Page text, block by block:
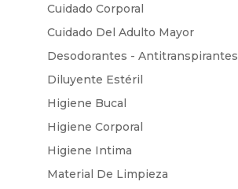
Cuidado Corporal
Cuidado Del Adulto Mayor
Desodorantes - Antitranspirantes
Diluyente Estéril
Higiene Bucal
Higiene Corporal
Higiene Intima
Material De Limpieza